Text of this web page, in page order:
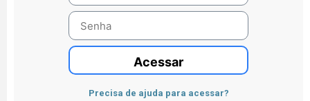
Acessar
Precisa de ajuda para acessar?